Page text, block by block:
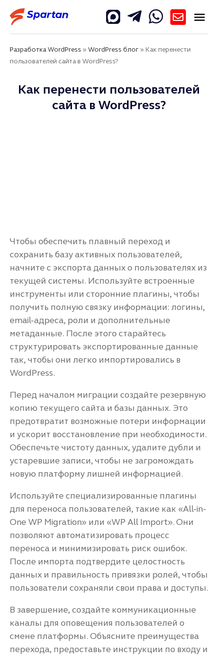
Разработка WordPress » WordPress блог » Как перенести
пользователей сайта в WordPress?
Как перенести пользователей
сайта в WordPress?
Чтобы обеспечить плавный переход и
сохранить базу активных пользователей,
начните с экспорта данных о пользователях из
текущей системы. Используйте встроенные
инструменты или сторонние плагины, чтобы
получить полную связку информации: логины,
email-адреса, роли и дополнительные
метаданные. После этого старайтесь
структурировать экспортированные данные
так, чтобы они легко импортировались в
WordPress.
Перед началом миграции создайте резервную
копию текущего сайта и базы данных. Это
предотвратит возможные потери информации
и ускорит восстановление при необходимости.
Обеспечьте чистоту данных, удалите дубли и
устаревшие записи, чтобы не загромождать
новую платформу лишней информацией.
Используйте специализированные плагины
для переноса пользователей, такие как «All-in-
One WP Migration» или «WP All Import». Они
позволяют автоматизировать процесс
переноса и минимизировать риск ошибок.
После импорта подтвердите целостность
данных и правильность привязки ролей, чтобы
пользователи сохраняли свои права и доступы.
В завершение, создайте коммуникационные
каналы для оповещения пользователей о
смене платформы. Объясните преимущества
перехода, предоставьте инструкции по входу и